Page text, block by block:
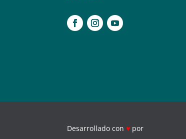
Desarrollado con ♥ por